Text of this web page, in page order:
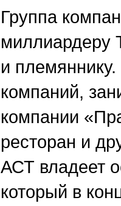
Группа
миллиардеру
и племяннику.
компаний,
компании
ресторан и
АСТ владеет
который в